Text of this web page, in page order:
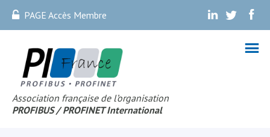
PAGE Accès Membre . . .
Association française de l’organisation
PROFIBUS / PROFINET International